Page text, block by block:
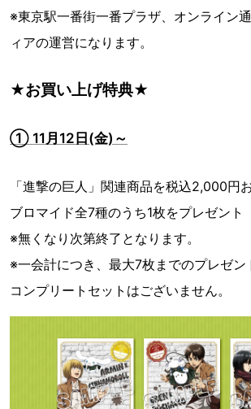
※東京駅一番街一番プラザ、オンライン
ィアの運営になります。
★お買い上げ特典★
① 11月12日(金)～
「進撃の巨人」関連商品を税込2,000円
ブロマイド全7種のうち1枚をプレゼント
※無くなり次第終了となります。
※一会計につき、最大7枚までのプレゼン
コンプリートセットはございません。